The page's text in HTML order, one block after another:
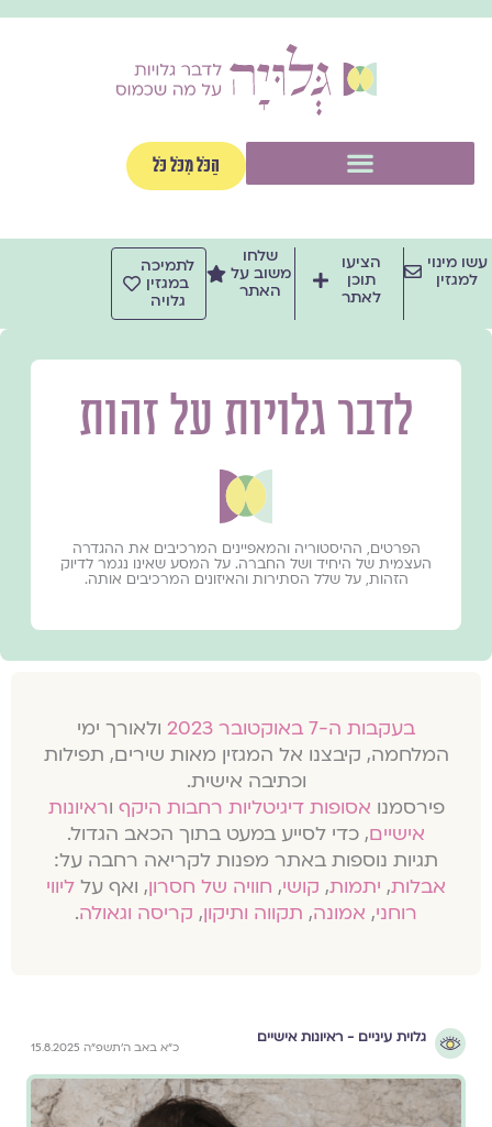
לתוכן
הַכֹּל מִכֹּל כֹּל
עשו מינוי
למגזין
הציעו
תוכן
לאתר
שלחו
משוב על
האתר
לתמיכה
במגזין
גלויה
לדבר גלויות על זהות
הפרטים, ההיסטוריה והמאפיינים המרכיבים את ההגדרה
העצמית של היחיד ושל החברה. על המסע שאינו נגמר לדיוק
הזהות, על שלל הסתירות והאיזונים המרכיבים אותה.
בעקבות ה-7 באוקטובר 2023
ולאורך ימי
המלחמה, קיבצנו אל המגזין מאות שירים, תפילות
וכתיבה אישית.
פירסמנו אסופות דיגיטליות רחבות היקף וראיונות
אישיים, כדי לסייע במעט בתוך הכאב הגדול.
תגיות נוספות באתר מפנות לקריאה רחבה על:
אבלות, יתמות, קושי, חוויה של חסרון, ואף על ליווי
רוחני, אמונה, תקווה ותיקון, קריסה וגאולה.
גלוית עיניים - ראיונות אישיים
כ״א באב ה׳תשפ״ה 15.8.2025